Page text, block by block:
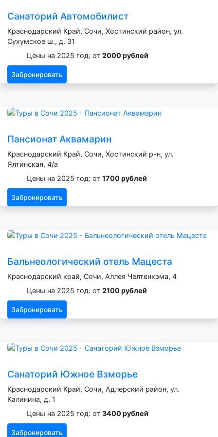
Санаторий Автомобилист
Краснодарский Край, Сочи, Хостинский район, ул.
Сухумское ш., д. 31
Цены на 2025 год: от 2000 рублей
Забронировать
Пансионат Аквамарин
Краснодарский Край, Сочи, Хостинский р-н, ул.
Ялтинская, 4/а
Цены на 2025 год: от 1700 рублей
Забронировать
Бальнеологический отель Мацеста
Краснодарский край, Сочи, Аллея Челтенхэма, 4
Цены на 2025 год: от 2100 рублей
Забронировать
Санаторий Южное Взморье
Краснодарский Край, Сочи, Адлерский район, ул.
Калинина, д. 1
Цены на 2025 год: от 3400 рублей
Забронировать